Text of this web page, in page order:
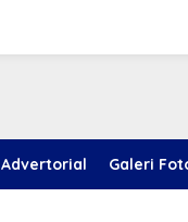
Advertorial Galeri